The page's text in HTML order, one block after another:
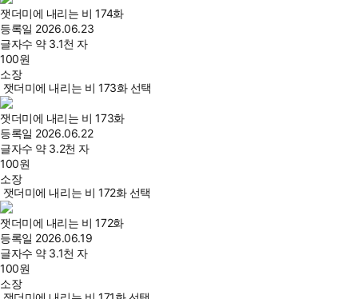
잿더미에 내리는 비 174화
등록일 2026.06.23
글자수 약 3.1천 자
100원
소장
잿더미에 내리는 비 173화 선택
잿더미에 내리는 비 173화
등록일 2026.06.22
글자수 약 3.2천 자
100원
소장
잿더미에 내리는 비 172화 선택
잿더미에 내리는 비 172화
등록일 2026.06.19
글자수 약 3.1천 자
100원
소장